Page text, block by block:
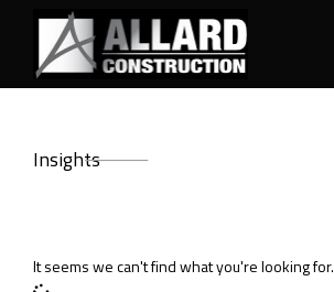
Insights
It seems we can't find what you're looking for.